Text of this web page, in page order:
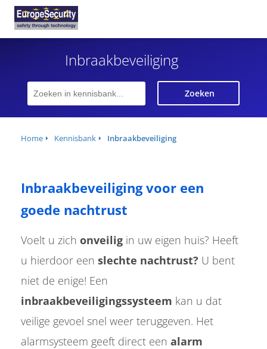
Inbraakbeveiliging
Zoeken
Home Kennisbank Inbraakbeveiliging
Inbraakbeveiliging voor een
goede nachtrust
Voelt u zich onveilig in uw eigen huis? Heeft
u hierdoor een slechte nachtrust? U bent
niet de enige! Een
inbraakbeveiligingssysteem kan u dat
veilige gevoel snel weer teruggeven. Het
alarmsysteem geeft direct een alarm
om
Ze
en
kan de